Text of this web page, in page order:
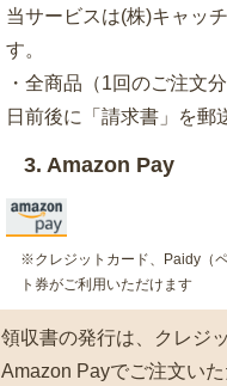
当サービスは(株)キャッ
す。
・全商品（1回のご注文
日前後に「請求書」を郵
3. Amazon Pay
※クレジットカード、Paidy（
ト券がご利用いただけます
領収書の発行は、クレジ
Amazon Payでご注文い